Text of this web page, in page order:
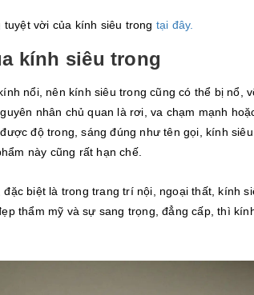
vời của kính siêu trong tại đây.
kính siêu trong
nổi, nên kính siêu trong cũng có thể bị nổ,
nhân chủ quan là rơi, va chạm mạnh
độ trong, sáng đúng như tên gọi, kính
này cũng rất hạn chế.
biệt là trong trang trí nội, ngoại thất, kính
thẩm mỹ và sự sang trọng, đẳng cấp, thì